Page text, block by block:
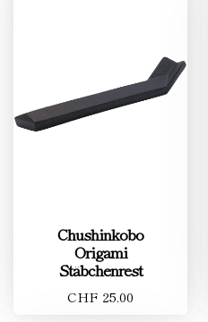
Chushinkobo
Origami
Stäbchenrest
CHF 25.00